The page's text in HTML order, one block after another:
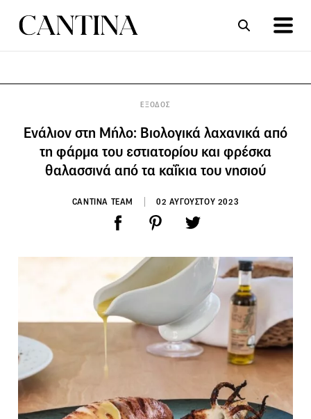
ΕΞΟΔΟΣ
Ενάλιον στη Μήλο: Βιολογικά λαχανικά από
τη φάρμα του εστιατορίου και φρέσκα
θαλασσινά από τα καΐκια του νησιού
CANTINA TEAM 02 ΑΥΓΟΥΣΤΟΥ 2023